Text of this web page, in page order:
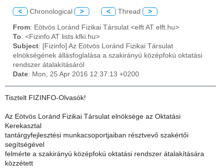
< Chronological > < Thread >
From: Eötvös Loránd Fizikai Társulat <elft AT elft.hu>
To: <Fizinfo AT lists.kfki.hu>
Subject: [Fizinfo] Az Eötvös Loránd Fizikai Társulat
elnökségének állásfoglalása a szakirányú középfokú oktatási
rendszer átalakításáról
Date: Mon, 25 Apr 2016 12:37:13 +0200
Tisztelt FIZINFO-Olvasók!
Az Eötvös Loránd Fizikai Társulat elnöksége az Oktatási
Kerekasztal
tantárgyfejlesztési munkacsoportjaiban résztvevő szakértői
segítségével
felmérte a szakirányú középfokú oktatási rendszer átalakítására
közzétett